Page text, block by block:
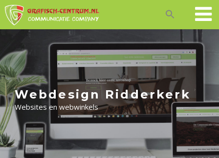
Skip
to
Webdesign Ridderkerk
Websites en webwinkels